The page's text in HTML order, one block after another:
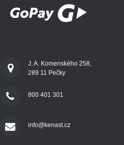
J. A. Komenského 258,
289 11 Pečky
800 401 301
info@kenast.cz